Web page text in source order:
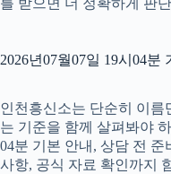
를 받으면 더 정확하게 판
2026년07월07일 19시04
인천흥신소는 단순히 이
는 기준을 함께 살펴봐야
04분 기본 안내, 상담 전 준
사항, 공식 자료 확인까지